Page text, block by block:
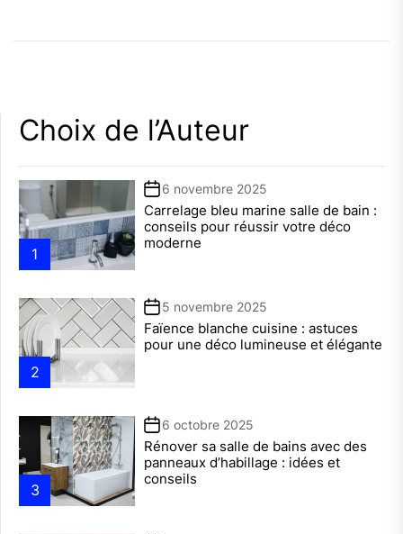
Choix de l’Auteur
1
6 novembre 2025
Carrelage bleu marine salle de bain :
conseils pour réussir votre déco
moderne
2
5 novembre 2025
Faïence blanche cuisine : astuces
pour une déco lumineuse et élégante
3
6 octobre 2025
Rénover sa salle de bains avec des
panneaux d’habillage : idées et
conseils